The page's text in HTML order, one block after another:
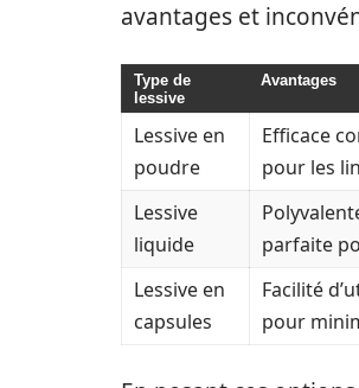
avantages et
Type de
lessive
Avantages
Lessive en
poudre
Efficace
pour les
Lessive
liquide
parfaite
Lessive en
capsules
Facilité
pour